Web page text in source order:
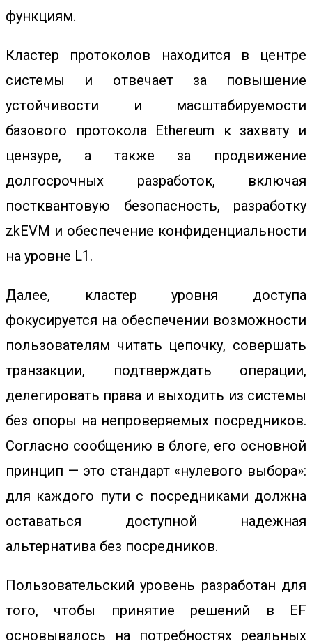
функциям.
Кластер протоколов находится в центре
системы и отвечает за повышение
устойчивости и масштабируемости
базового протокола Ethereum к захвату и
цензуре, а также за продвижение
долгосрочных разработок, включая
постквантовую безопасность, разработку
zkEVM и обеспечение конфиденциальности
на уровне L1.
Далее, кластер уровня доступа
фокусируется на обеспечении возможности
пользователям читать цепочку, совершать
транзакции, подтверждать операции,
делегировать права и выходить из системы
без опоры на непроверяемых посредников.
Согласно сообщению в блоге, его основной
принцип — это стандарт «нулевого выбора»:
для каждого пути с посредниками должна
оставаться доступной надежная
альтернатива без посредников.
Пользовательский уровень разработан для
того, чтобы принятие решений в EF
основывалось на потребностях реальных